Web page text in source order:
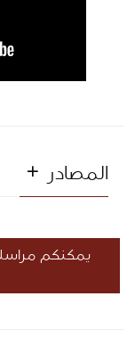
المصادر
يمكنكم